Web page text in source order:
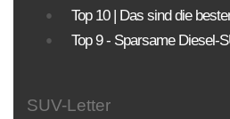
Top 10 | Das sind die
Top 9 - Sparsame Diesel-
SUV-Letter